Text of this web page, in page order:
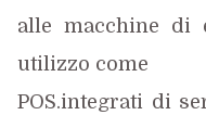
alle macchine di
utilizzo come
POS.integrati di